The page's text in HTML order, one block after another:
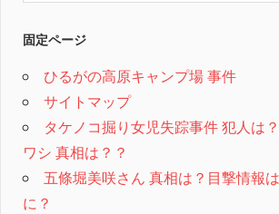
固定ページ
ひるがの高原キャンプ場 事件
サイトマップ
タケノコ掘り女児失踪事件 犯人は
ワシ 真相は？？
五條堀美咲さん 真相は？目撃情報
に？